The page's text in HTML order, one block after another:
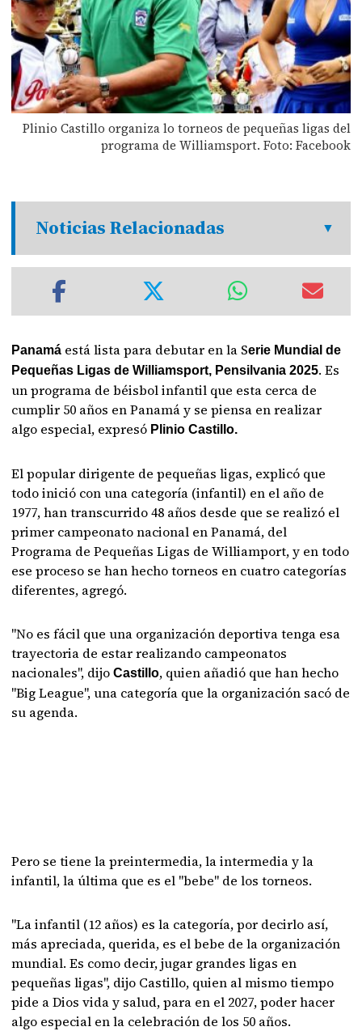
Plinio Castillo organiza lo torneos de pequeñas ligas del
programa de Williamsport. Foto: Facebook
Noticias Relacionadas
Panamá está lista para debutar en la Serie Mundial de
Pequeñas Ligas de Williamsport, Pensilvania 2025. Es
un programa de béisbol infantil que esta cerca de
cumplir 50 años en Panamá y se piensa en realizar
algo especial, expresó Plinio Castillo.
El popular dirigente de pequeñas ligas, explicó que
todo inició con una categoría (infantil) en el año de
1977, han transcurrido 48 años desde que se realizó el
primer campeonato nacional en Panamá, del
Programa de Pequeñas Ligas de Williamport, y en todo
ese proceso se han hecho torneos en cuatro categorías
diferentes, agregó.
"No es fácil que una organización deportiva tenga esa
trayectoria de estar realizando campeonatos
nacionales", dijo Castillo, quien añadió que han hecho
"Big League", una categoría que la organización sacó de
su agenda.
Pero se tiene la preintermedia, la intermedia y la
infantil, la última que es el "bebe" de los torneos.
"La infantil (12 años) es la categoría, por decirlo así,
más apreciada, querida, es el bebe de la organización
mundial. Es como decir, jugar grandes ligas en
pequeñas ligas", dijo Castillo, quien al mismo tiempo
pide a Dios vida y salud, para en el 2027, poder hacer
algo especial en la celebración de los 50 años.